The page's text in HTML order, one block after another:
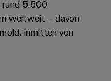
rund 5.500
weltweit – davon
inmitten von